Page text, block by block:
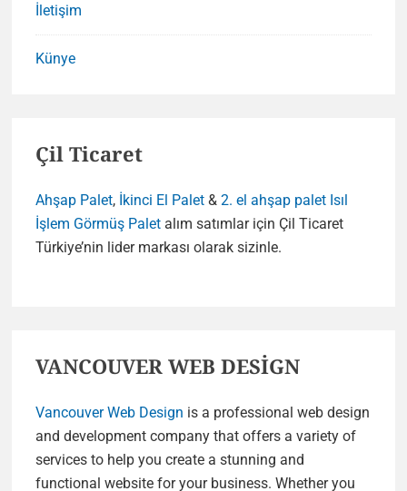
İletişim
Künye
Çil Ticaret
Ahşap Palet, İkinci El Palet & 2. el ahşap palet Isıl
İşlem Görmüş Palet alım satımlar için Çil Ticaret
Türkiye’nin lider markası olarak sizinle.
VANCOUVER WEB DESİGN
Vancouver Web Design is a professional web design
and development company that offers a variety of
services to help you create a stunning and
functional website for your business. Whether you